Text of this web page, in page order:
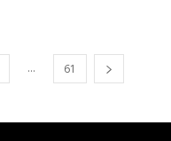
... 61